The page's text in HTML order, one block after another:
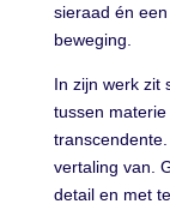
sieraad én
beweging.
In zijn werk zit
tussen
transcendente.
vertaling van.
detail en met